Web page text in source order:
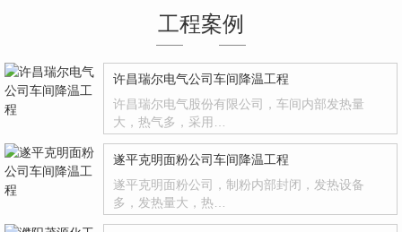
工程案例
许昌瑞尔电气公司车间降温工程
许昌瑞尔电气股份有限公司，车间内部发热量
大，热气多，采用…
遂平克明面粉公司车间降温工程
遂平克明面粉公司，制粉内部封闭，发热设备
多，发热量大，热…